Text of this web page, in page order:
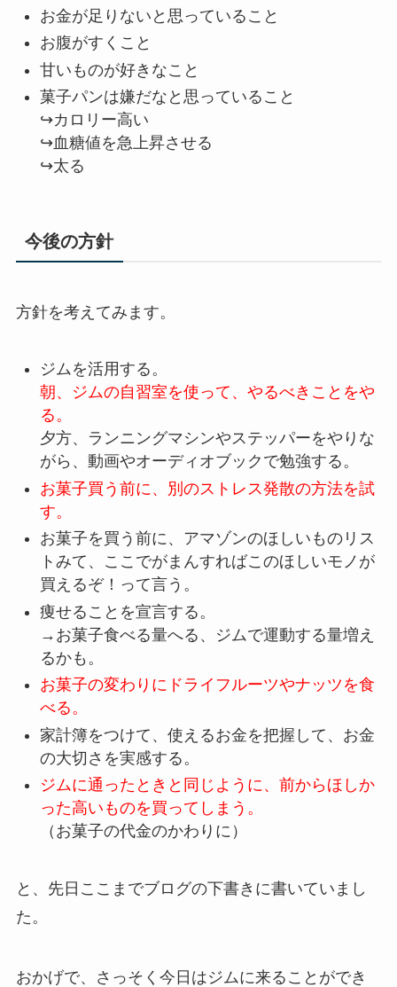
お金が足りないと思っていること
お腹がすくこと
甘いものが好きなこと
菓子パンは嫌だなと思っていること
↪カロリー高い
↪血糖値を急上昇させる
↪太る
今後の方針
方針を考えてみます。
ジムを活用する。
朝、ジムの自習室を使って、やるべきことをや
る。
夕方、ランニングマシンやステッパーをやりな
がら、動画やオーディオブックで勉強する。
お菓子買う前に、別のストレス発散の方法を試
す。
お菓子を買う前に、アマゾンのほしいものリス
トみて、ここでがまんすればこのほしいモノが
買えるぞ！って言う。
痩せることを宣言する。
→お菓子食べる量へる、ジムで運動する量増え
るかも。
お菓子の変わりにドライフルーツやナッツを食
べる。
家計簿をつけて、使えるお金を把握して、お金
の大切さを実感する。
ジムに通ったときと同じように、前からほしか
った高いものを買ってしまう。
（お菓子の代金のかわりに）
と、先日ここまでブログの下書きに書いていまし
た。
おかげで、さっそく今日はジムに来ることができ